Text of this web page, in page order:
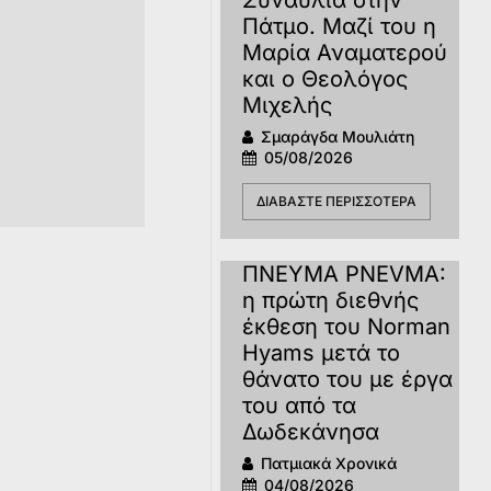
Πάτμο. Μαζί του η
Μαρία Αναματερού
και ο Θεολόγος
Μιχελής
Σμαράγδα Μουλιάτη
05/08/2026
ΔΙΑΒΆΣΤΕ ΠΕΡΙΣΣΌΤΕΡΑ
ΠΝΕΥΜΑ PNEVMA:
η πρώτη διεθνής
έκθεση του Norman
Hyams μετά το
θάνατο του με έργα
του από τα
Δωδεκάνησα
Πατμιακά Χρονικά
04/08/2026